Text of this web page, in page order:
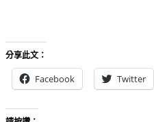
分享此文：
Facebook Twitter